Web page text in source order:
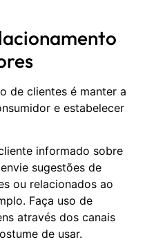
de clientes é manter a
e estabelecer
informado sobre
sugestões de
ou relacionados ao
Faça uso de
através dos canais
de usar.